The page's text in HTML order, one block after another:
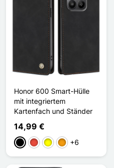
Honor 600 Smart-Hülle
mit integriertem
Kartenfach und Ständer
14,99 €
Schwarz
Rot GelbOrange
+6